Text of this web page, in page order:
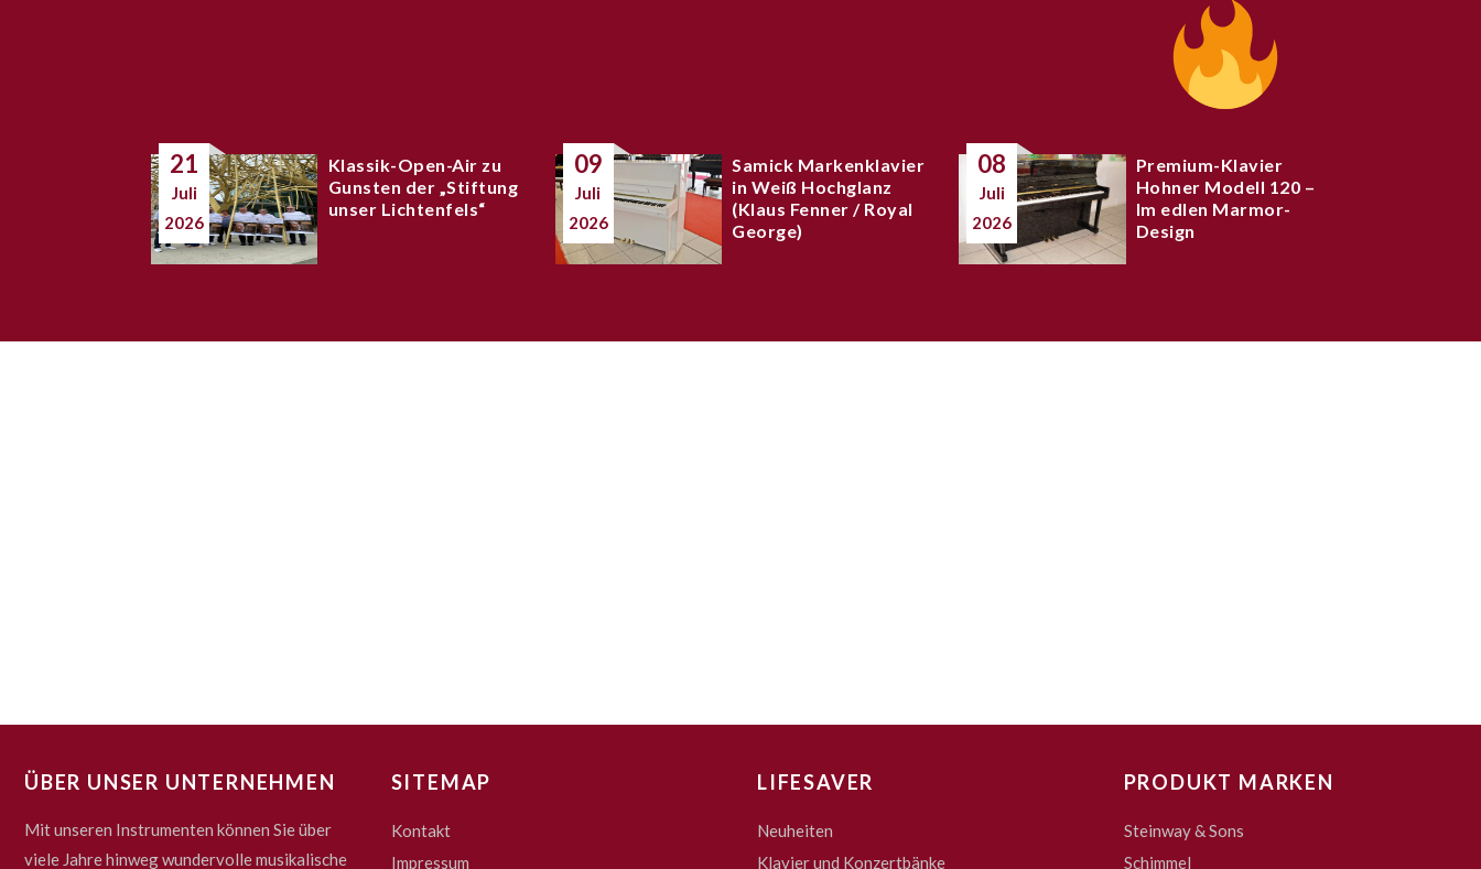
21
Juli
2026
Klassik-Open-Air zu
Gunsten der „Stiftung
unser Lichtenfels“
09
Juli
2026
Samick Markenklavier
in Weiß Hochglanz
(Klaus Fenner / Royal
George)
08
Juli
2026
Premium-Klavier
Hohner Modell 120 –
Im edlen Marmor-
Design
ÜBER UNSER UNTERNEHMEN
Mit unseren Instrumenten können Sie über
viele Jahre hinweg wundervolle musikalische
SITEMAP
Kontakt
Impressum
LIFESAVER
Neuheiten
Klavier und Konzertbänke
PRODUKT MARKEN
Steinway & Sons
Schimmel